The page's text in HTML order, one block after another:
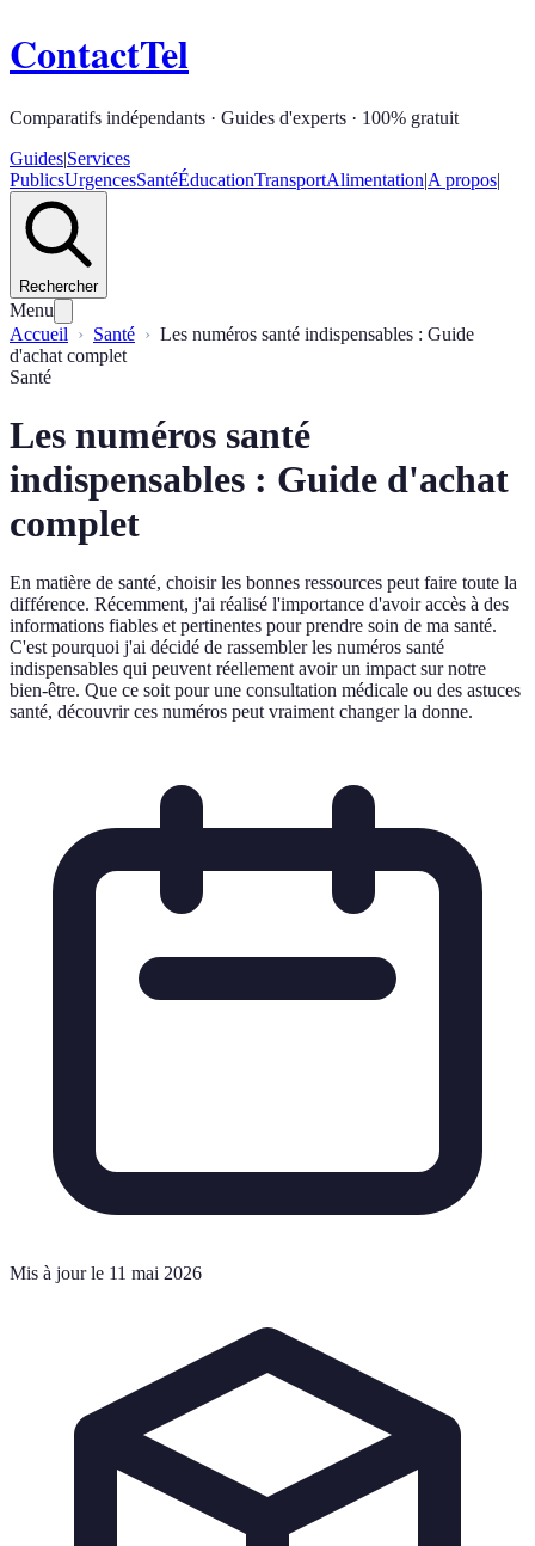
ContactTel
Comparatifs indépendants · Guides d'experts · 100% gratuit
Guides|Services
PublicsUrgencesSantéÉducationTransportAlimentation|A propos|
Rechercher
Menu
Accueil
Santé
Les numéros santé indispensables : Guide
d'achat complet
Santé
Les numéros santé
indispensables : Guide d'achat
complet
En matière de santé, choisir les bonnes ressources peut faire toute la
différence. Récemment, j'ai réalisé l'importance d'avoir accès à des
informations fiables et pertinentes pour prendre soin de ma santé.
C'est pourquoi j'ai décidé de rassembler les numéros santé
indispensables qui peuvent réellement avoir un impact sur notre
bien-être. Que ce soit pour une consultation médicale ou des astuces
santé, découvrir ces numéros peut vraiment changer la donne.
Mis à jour le 11 mai 2026